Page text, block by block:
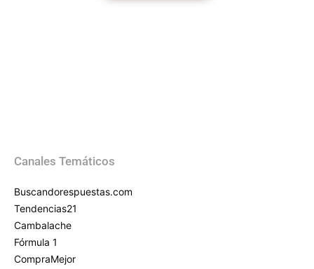
Canales Temáticos
Buscandorespuestas.com
Tendencias21
Cambalache
Fórmula 1
CompraMejor